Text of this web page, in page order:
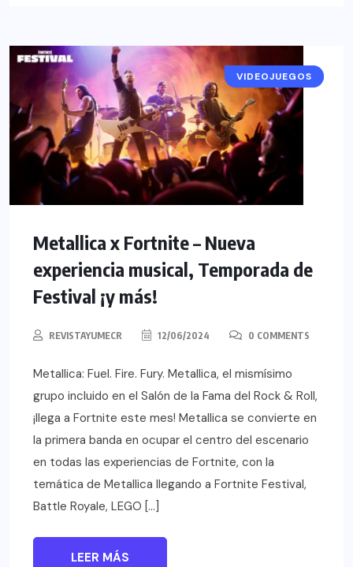
NOTICIAS
VIDEOJUEGOS
Metallica x Fortnite – Nueva
experiencia musical, Temporada de
Festival ¡y más!
REVISTAYUMECR 12/06/2024 0 COMMENTS
Metallica: Fuel. Fire. Fury. Metallica, el mismísimo
grupo incluido en el Salón de la Fama del Rock & Roll,
¡llega a Fortnite este mes! Metallica se convierte en
la primera banda en ocupar el centro del escenario
en todas las experiencias de Fortnite, con la
temática de Metallica llegando a Fortnite Festival,
Battle Royale, LEGO […]
LEER MÁS